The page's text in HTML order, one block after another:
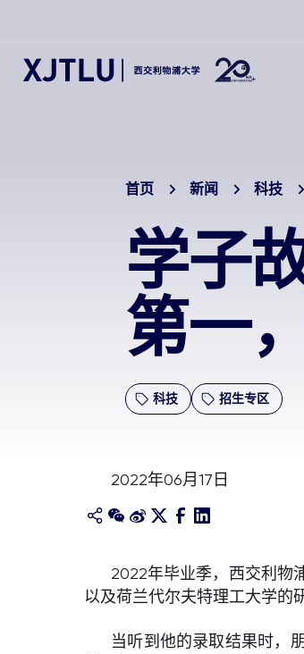
首页 新闻 科技
学子
第一
科技 招生专区
2022年06月17日
2022年毕业季，西交利物
以及荷兰代尔夫特理工大学的
当听到他的录取结果时，